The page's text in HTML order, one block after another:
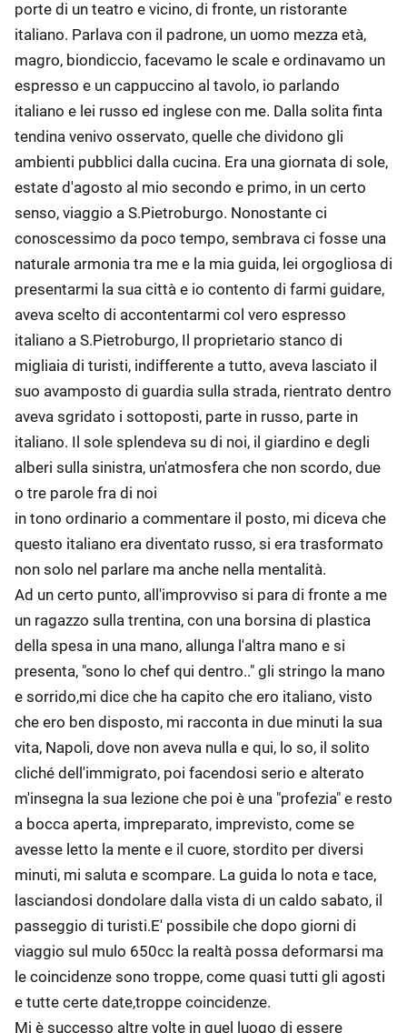
porte di un teatro e vicino, di fronte, un ristorante
italiano. Parlava con il padrone, un uomo mezza età,
magro, biondiccio, facevamo le scale e ordinavamo un
espresso e un cappuccino al tavolo, io parlando
italiano e lei russo ed inglese con me. Dalla solita finta
tendina venivo osservato, quelle che dividono gli
ambienti pubblici dalla cucina. Era una giornata di sole,
estate d'agosto al mio secondo e primo, in un certo
senso, viaggio a S.Pietroburgo. Nonostante ci
conoscessimo da poco tempo, sembrava ci fosse una
naturale armonia tra me e la mia guida, lei orgogliosa di
presentarmi la sua città e io contento di farmi guidare,
aveva scelto di accontentarmi col vero espresso
italiano a S.Pietroburgo, Il proprietario stanco di
migliaia di turisti, indifferente a tutto, aveva lasciato il
suo avamposto di guardia sulla strada, rientrato dentro
aveva sgridato i sottoposti, parte in russo, parte in
italiano. Il sole splendeva su di noi, il giardino e degli
alberi sulla sinistra, un'atmosfera che non scordo, due
o tre parole fra di noi
in tono ordinario a commentare il posto, mi diceva che
questo italiano era diventato russo, si era trasformato
non solo nel parlare ma anche nella mentalità.
Ad un certo punto, all'improvviso si para di fronte a me
un ragazzo sulla trentina, con una borsina di plastica
della spesa in una mano, allunga l'altra mano e si
presenta, "sono lo chef qui dentro.." gli stringo la mano
e sorrido,mi dice che ha capito che ero italiano, visto
che ero ben disposto, mi racconta in due minuti la sua
vita, Napoli, dove non aveva nulla e qui, lo so, il solito
cliché dell'immigrato, poi facendosi serio e alterato
m'insegna la sua lezione che poi è una "profezia" e resto
a bocca aperta, impreparato, imprevisto, come se
avesse letto la mente e il cuore, stordito per diversi
minuti, mi saluta e scompare. La guida lo nota e tace,
lasciandosi dondolare dalla vista di un caldo sabato, il
passeggio di turisti.E' possibile che dopo giorni di
viaggio sul mulo 650cc la realtà possa deformarsi ma
le coincidenze sono troppe, come quasi tutti gli agosti
e tutte certe date,troppe coincidenze.
Mi è successo altre volte in quel luogo di essere